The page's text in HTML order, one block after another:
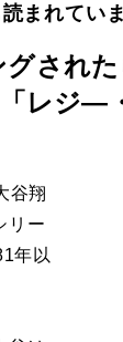
まれてい
グさ
レジ―
谷翔
リー
年以